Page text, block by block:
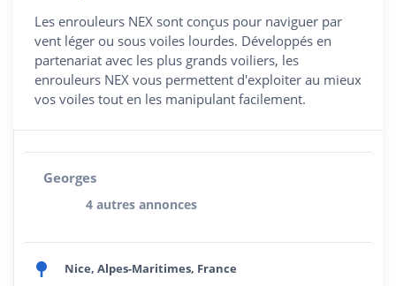
Les enrouleurs NEX sont conçus pour naviguer par
vent léger ou sous voiles lourdes. Développés en
partenariat avec les plus grands voiliers, les
enrouleurs NEX vous permettent d'exploiter au mieux
vos voiles tout en les manipulant facilement.
Georges
4 autres annonces
Nice, Alpes-Maritimes, France